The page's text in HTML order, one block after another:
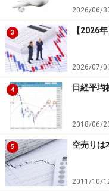
2026/06/
3 【2026
2026/07/01
4 日経平
2018/06/
5 空売りは
2011/10/